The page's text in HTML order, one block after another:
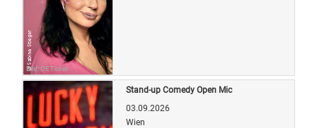
Bild: OETicket
Stand-up Comedy Open Mic
03.09.2026
Wien